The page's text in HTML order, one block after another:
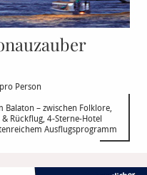
pro Person
Balaton – zwischen Folklore,
Rückflug, 4-Sterne-Hotel
Ausflugsprogramm